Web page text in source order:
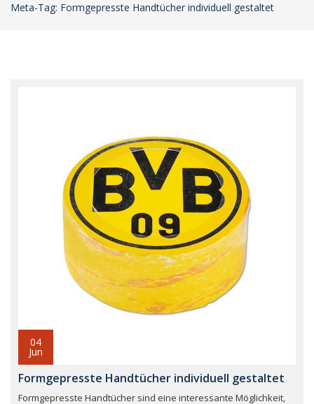
Meta-Tag: Formgepresste Handtücher individuell gestaltet
04
Jun
Formgepresste Handtücher individuell gestaltet
Formgepresste Handtücher sind eine interessante Möglichkeit,